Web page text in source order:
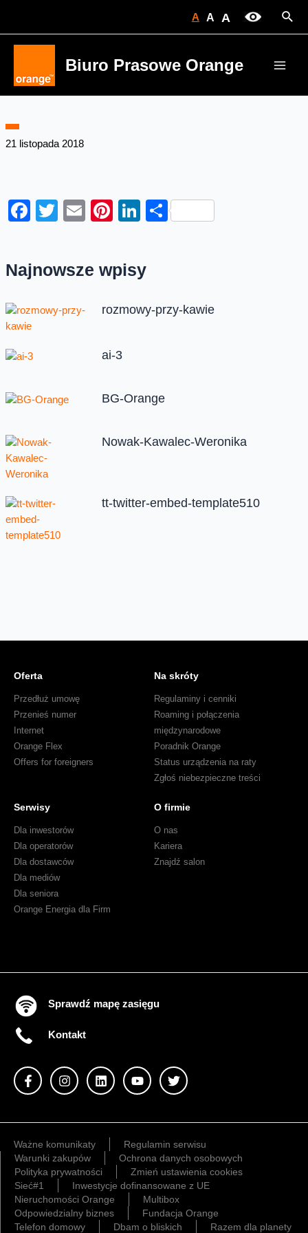
A A A
Biuro Prasowe Orange
21 listopada 2018
Facebook
Twitter
EmailPinterest
LinkedIn
Share
Najnowsze wpisy
rozmowy-przy-kawie
ai-3
BG-Orange
Nowak-Kawalec-Weronika
tt-twitter-embed-template510
Oferta
Przedłuż umowę
Przenieś numer
Internet
Orange Flex
Offers for foreigners
Na skróty
Regulaminy i cenniki
Roaming i połączenia
międzynarodowe
Poradnik Orange
Status urządzenia na raty
Zgłoś niebezpieczne treści
Serwisy
Dla inwestorów
Dla operatorów
Dla dostawców
Dla mediów
Dla seniora
Orange Energia dla Firm
O firmie
O nas
Kariera
Znajdź salon
Sprawdź mapę zasięgu
Kontakt
Ważne komunikaty
Regulamin serwisu
Warunki zakupów
Ochrona danych osobowych
Polityka prywatności
Zmień ustawienia cookies
Sieć#1
Inwestycje dofinansowane z UE
Nieruchomości Orange
Multibox
Odpowiedzialny biznes
Fundacja Orange
Telefon domowy
Dbam o bliskich Razem dla planety